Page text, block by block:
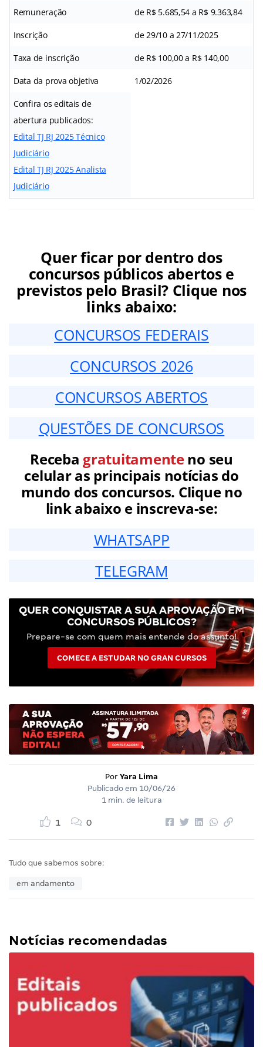
Remuneração de R$ 5.685,54 a R$ 9.363,84
Inscrição de 29/10 a 27/11/2025
Taxa de inscrição de R$ 100,00 a R$ 140,00
Data da prova objetiva 1/02/2026
Confira os editais de
abertura publicados:
Edital TJ RJ 2025 Técnico
Judiciário
Edital TJ RJ 2025 Analista
Judiciário
Quer ficar por dentro dos
concursos públicos abertos e
previstos pelo Brasil? Clique nos
links abaixo:
CONCURSOS FEDERAIS
CONCURSOS 2026
CONCURSOS ABERTOS
QUESTÕES DE CONCURSOS
Receba gratuitamenteno seu
celular as principais notícias do
mundo dos concursos. Clique no
link abaixo e inscreva-se:
WHATSAPP
TELEGRAM
QUER CONQUISTAR A SUA APROVAÇÃO EM
CONCURSOS PÚBLICOS?
Prepare-se com quem mais entende do assunto!
COMECE A ESTUDAR NO GRAN CURSOS
Por Yara Lima
Publicado em 10/06/26
1 min. de leitura
1 0
Tudo que sabemos sobre:
em andamento
Notícias recomendadas